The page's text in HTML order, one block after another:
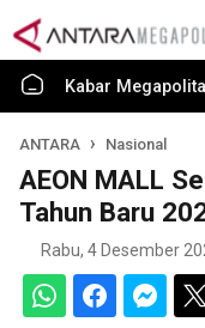
Kabar
ANTARA Nasional
AEON MALL
Tahun Baru
Rabu, 4 Desember